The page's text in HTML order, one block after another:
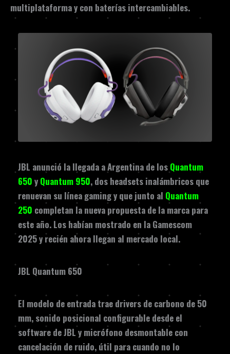
multiplataforma y con baterías intercambiables.
JBL anunció la llegada a Argentina de los Quantum
650 y Quantum 950, dos headsets inalámbricos que
renuevan su línea gaming y que junto al Quantum
250 completan la nueva propuesta de la marca para
este año. Los habían mostrado en la Gamescom
2025 y recién ahora llegan al mercado local.
JBL Quantum 650
El modelo de entrada trae drivers de carbono de 50
mm, sonido posicional configurable desde el
software de JBL y micrófono desmontable con
cancelación de ruido, útil para cuando no lo